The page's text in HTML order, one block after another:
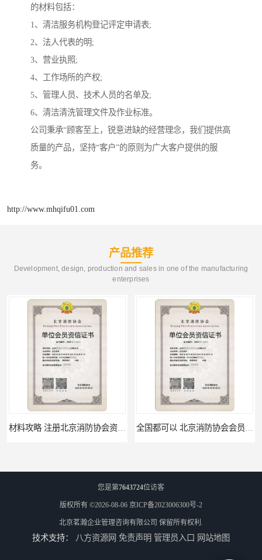
的材料包括：
1、清洁服务机构登记评定申请表;
2、法人代表的明;
3、营业执照;
4、工作场所的产权;
5、管理人员、技术人员的名单及;
6、清洁清洗管理文件及作业标准。
公司秉承“顾客至上，锐意进缺的经营理念，我们提供高
质量的产品，坚持“客户”的原则为广大客户提供的服
务。
http://www.mhqifu01.com
产品推荐
Development, design, production and sales in one of the manufacturing
enterprises
办理手续 清洗资质需要什么条件
您是第7643724位访客
版权所有 ©2026-08-06 京ICP备2023006300号-2
北京茗瀚企业管理咨询有限公司 保留所有权利.
技术支持： 八方资源网 免责声明 管理员入口 网站地图